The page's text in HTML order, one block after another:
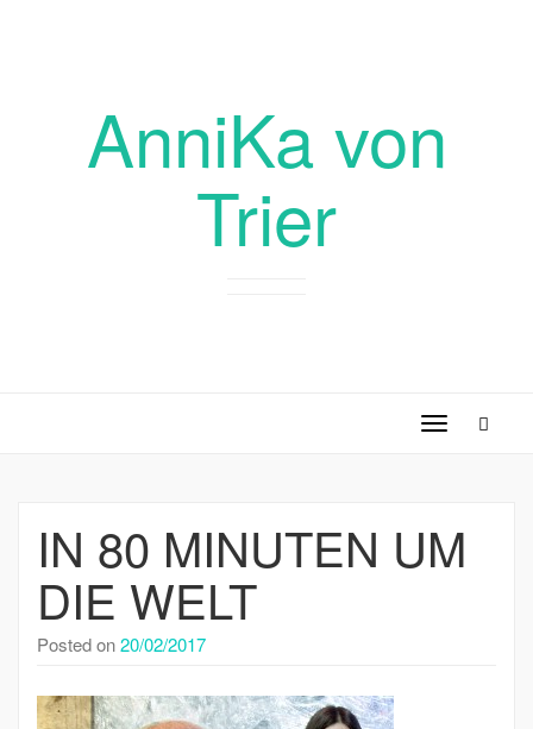
AnniKa von
Trier
Toggle
IN 80 MINUTEN UM
DIE WELT
Posted on20/02/2017